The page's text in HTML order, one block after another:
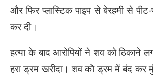
और फिर प्लास्टिक पाइप से बेरहमी से
कर दी।
हत्या के बाद आरोपियों ने शव को ठिकाने
हरा ड्रम खरीदा। शव को ड्रम में बंद कर